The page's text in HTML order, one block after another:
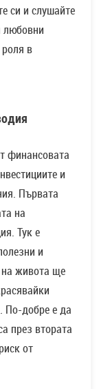
си и слушайте
любовни
в
финансовата
и
Първата
на
Тук е
и
на живота ще
По-добре е да
през втората
от